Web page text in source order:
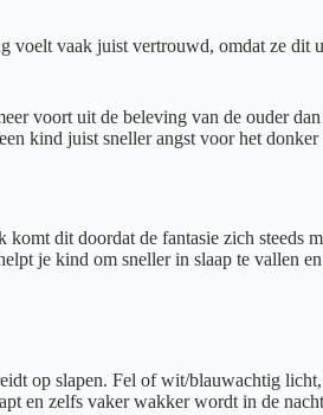
vaak juist vertrouwd, omdat ze
voort uit de beleving van de ouder
kind juist sneller angst voor het
dit doordat de fantasie zich
je kind om sneller in slaap te vallen
op slapen. Fel of wit/blauwachtig
en zelfs vaker wakker wordt in de